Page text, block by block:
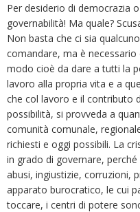
Per desiderio di democrazia
governabilità! Ma quale?
Non basta che ci sia
comandare, ma è
modo cioè da dare a tutti la
lavoro alla propria vita e a
che col lavoro e il contributo
possibilità, si provveda a
comunità comunale,
richiesti e oggi possibili. La
in grado di governare,
abusi, ingiustizie, corruzioni,
apparato burocratico, le cui
toccare, i centri di potere